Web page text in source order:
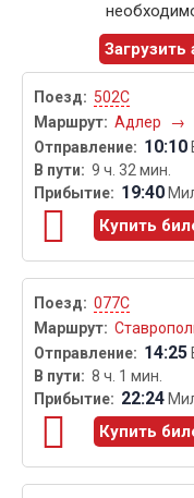
Загрузить
502С
Адлер
→
10:10
9 ч. 32 мин.
19:40
Купить
077С
14:25
8 ч. 1 мин.
22:24
Купить